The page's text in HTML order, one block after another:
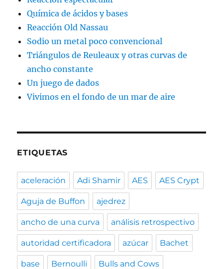
Química de ácidos y bases
Reacción Old Nassau
Sodio un metal poco convencional
Triángulos de Reuleaux y otras curvas de
ancho constante
Un juego de dados
Vivimos en el fondo de un mar de aire
ETIQUETAS
aceleración Adi Shamir AES AES Crypt
Aguja de Buffon ajedrez
ancho de una curva análisis retrospectivo
autoridad certificadora azúcar Bachet
base Bernoulli Bulls and Cows